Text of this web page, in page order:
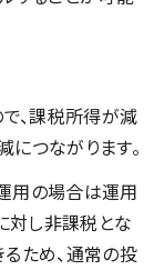
、課税所得が減
つながります。
用の場合は運用
対し非課税とな
ため、通常の投